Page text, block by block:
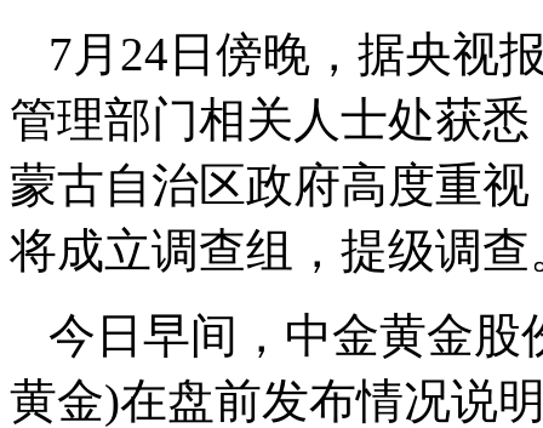
7月24日傍晚，据央视
管理部门相关人士处获
蒙古自治区政府高度重
将成立调查组，提级调查
今日早间，中金黄金股
黄金)在盘前发布情况说